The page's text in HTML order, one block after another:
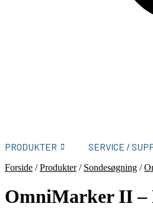
PRODUKTER SERVICE /
Forside /Produkter/ Sondesøgning /
OmniMarker II –